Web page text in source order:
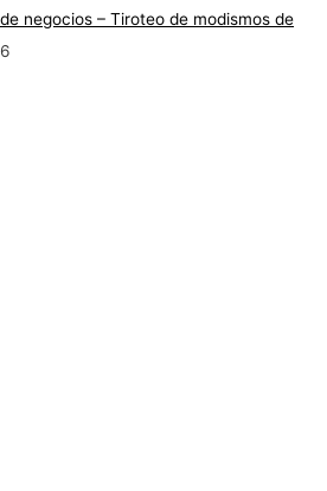
negocios – Tiroteo de modismos de